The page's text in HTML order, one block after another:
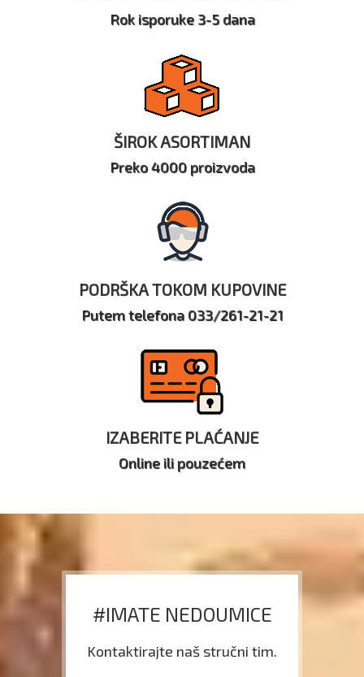
Rok isporuke 3-5 dana
ŠIROK ASORTIMAN
Preko 4000 proizvoda
PODRŠKA TOKOM KUPOVINE
Putem telefona 033/261-21-21
IZABERITE PLAĆANJE
Online ili pouzećem
#IMATE NEDOUMICE
Kontaktirajte naš stručni tim.